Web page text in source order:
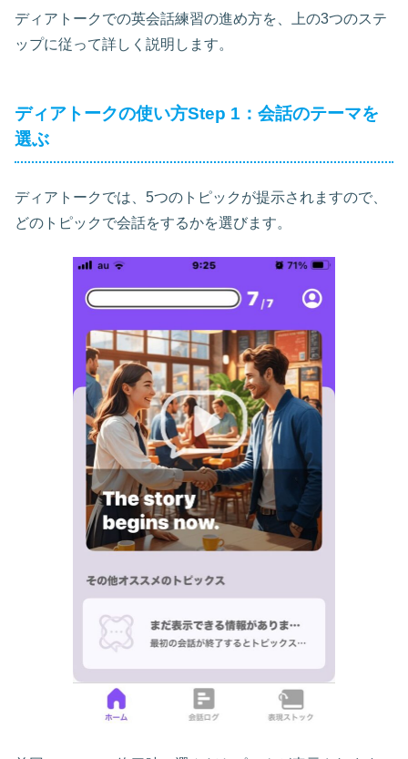
ディアトークでの英会話練習の進め方を、上の3つのステ
ップに従って詳しく説明します。
ディアトークの使い方Step 1：会話のテーマを
選ぶ
ディアトークでは、5つのトピックが提示されますので、
どのトピックで会話をするかを選びます。